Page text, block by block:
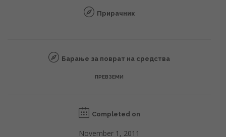
Прирачник
Барање за поврат на средства
ПРЕВЗЕМИ
Completed on
November 1, 2011